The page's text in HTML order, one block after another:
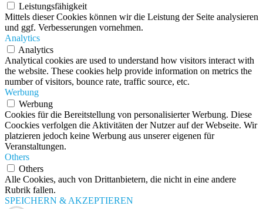
Leistungsfähigkeit
Mittels dieser Cookies können wir die Leistung der Seite analysieren
und ggf. Verbesserungen vornehmen.
Analytics
Analytics
Analytical cookies are used to understand how visitors interact with
the website. These cookies help provide information on metrics the
number of visitors, bounce rate, traffic source, etc.
Werbung
Werbung
Cookies für die Bereitstellung von personalisierter Werbung. Diese
Coockies verfolgen die Aktivitäten der Nutzer auf der Webseite. Wir
platzieren jedoch keine Werbung aus unserer eigenen für
Veranstaltungen.
Others
Others
Alle Cookies, auch von Drittanbietern, die nicht in eine andere
Rubrik fallen.
SPEICHERN & AKZEPTIEREN